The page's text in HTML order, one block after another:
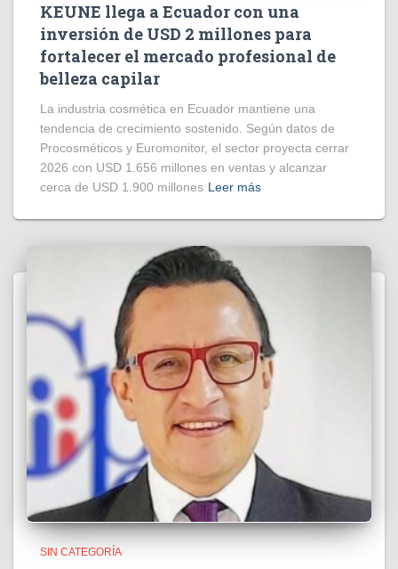
KEUNE llega a Ecuador con una
inversión de USD 2 millones para
fortalecer el mercado profesional de
belleza capilar
La industria cosmética en Ecuador mantiene una
tendencia de crecimiento sostenido. Según datos de
Procosméticos y Euromonitor, el sector proyecta cerrar
2026 con USD 1.656 millones en ventas y alcanzar
cerca de USD 1.900 millones Leer más
SIN CATEGORÍA